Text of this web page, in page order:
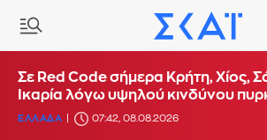
Σε Red Code σήμερα Κρήτη, Χίος,
Ικαρία λόγω υψηλού κινδύνου
ΕΛΛΑΔΑ 07:42, 08.08.2026